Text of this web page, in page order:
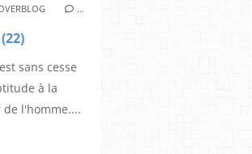
…
sans cesse
à la
l'homme....